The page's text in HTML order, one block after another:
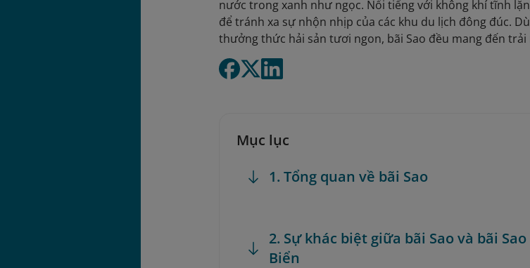
nước trong xanh như ngọc. Nổi tiếng với không khí tĩnh
để tránh xa sự nhộn nhịp của các khu du lịch đông đúc.
thưởng thức hải sản tươi ngon, bãi Sao đều mang đến
Mục lục
1. Tổng quan về bãi Sao
2. Sự khác biệt giữa bãi Sao và bãi Sao
Biển